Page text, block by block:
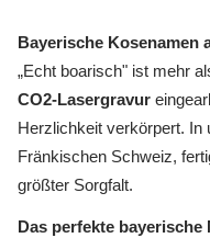
Bayerische Kosenamen
„Echt boarisch" ist mehr
CO2-Lasergravur
Herzlichkeit verkörpert. In
Fränkischen Schweiz,
größter Sorgfalt.
Das perfekte